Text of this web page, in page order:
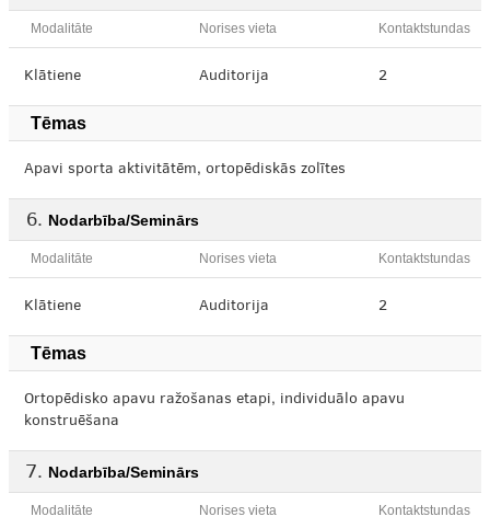
Modalitāte Norises vieta Kontaktstundas
Klātiene Auditorija 2
Tēmas
Apavi sporta aktivitātēm, ortopēdiskās zolītes
Nodarbība/Seminārs
Modalitāte Norises vieta Kontaktstundas
Klātiene Auditorija 2
Tēmas
Ortopēdisko apavu ražošanas etapi, individuālo apavu
konstruēšana
Nodarbība/Seminārs
Modalitāte Norises vieta Kontaktstundas